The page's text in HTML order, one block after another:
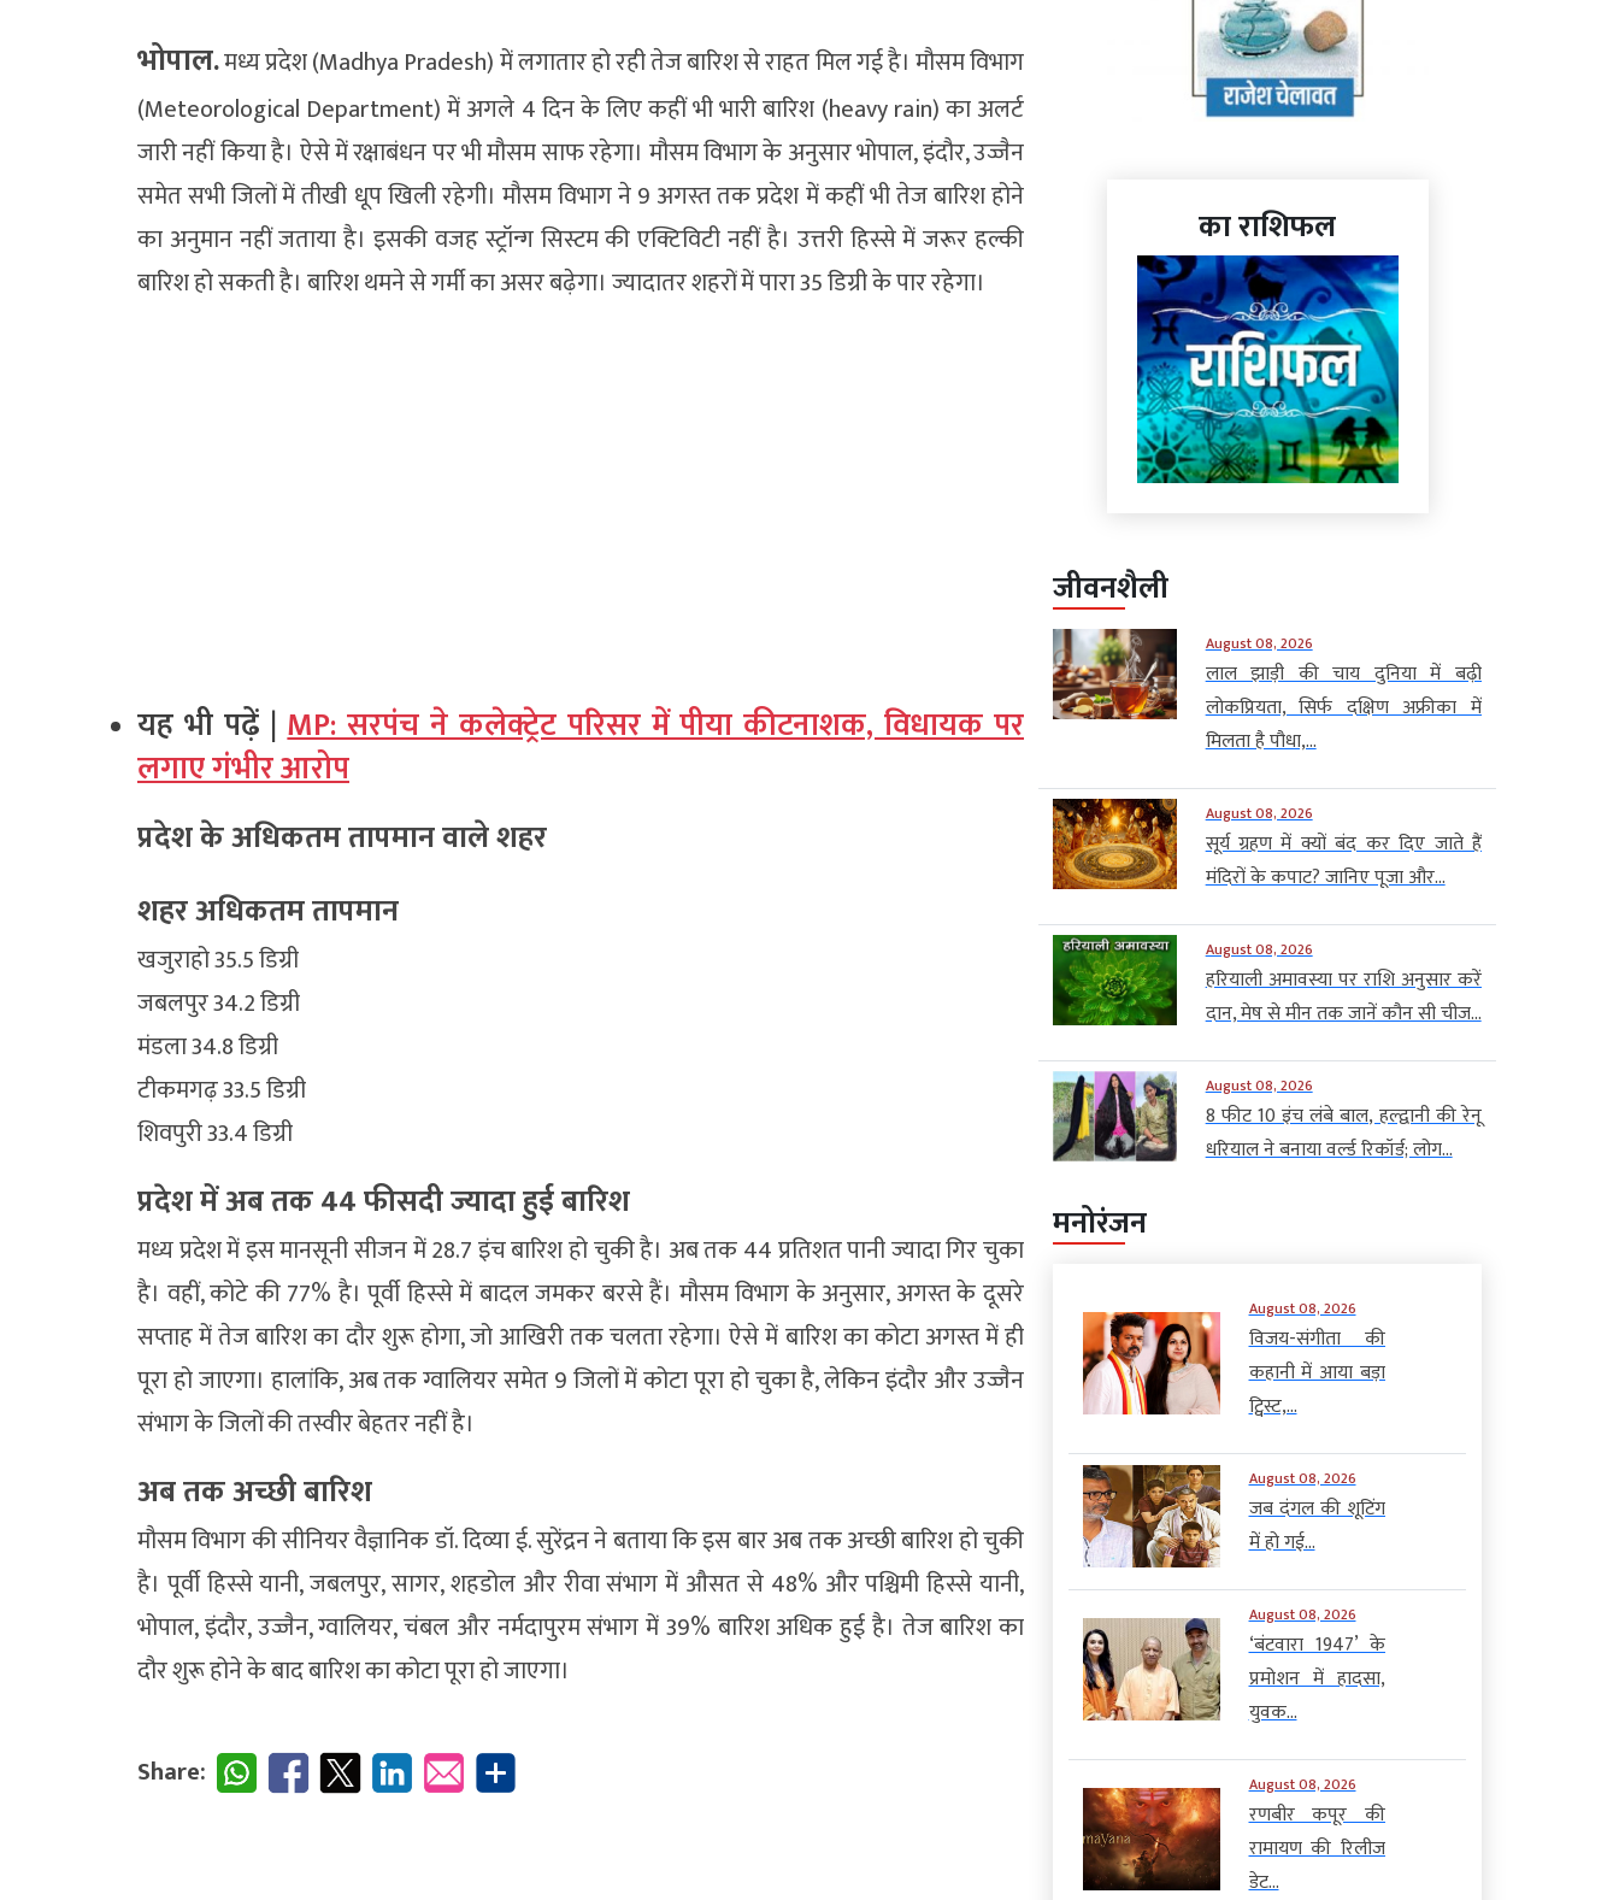
भोपाल.मध्य प्रदेश (Madhya Pradesh) में लगातार हो रही तेज बारिश से राहत मिल गई है। मौसम विभाग
(Meteorological Department) में अगले 4 दिन के लिए कहीं भी भारी बारिश (heavy rain) का अलर्ट
जारी नहीं किया है। ऐसे में रक्षाबंधन पर भी मौसम साफ रहेगा। मौसम विभाग के अनुसार भोपाल, इंदौर, उज्जैन
समेत सभी जिलों में तीखी धूप खिली रहेगी। मौसम विभाग ने 9 अगस्त तक प्रदेश में कहीं भी तेज बारिश होने
का अनुमान नहीं जताया है। इसकी वजह स्ट्रॉन्ग सिस्टम की एक्टिविटी नहीं है। उत्तरी हिस्से में जरूर हल्की
बारिश हो सकती है। बारिश थमने से गर्मी का असर बढ़ेगा। ज्यादातर शहरों में पारा 35 डिग्री के पार रहेगा।
यह भी पढ़ें |MP: सरपंच ने कलेक्ट्रेट परिसर में पीया कीटनाशक, विधायक पर
लगाए गंभीर आरोप
प्रदेश के अधिकतम तापमान वाले शहर
शहर अधिकतम तापमान
खजुराहो 35.5 डिग्री
जबलपुर 34.2 डिग्री
मंडला 34.8 डिग्री
टीकमगढ़ 33.5 डिग्री
शिवपुरी 33.4 डिग्री
प्रदेश में अब तक 44 फीसदी ज्यादा हुई बारिश
मध्य प्रदेश में इस मानसूनी सीजन में 28.7 इंच बारिश हो चुकी है। अब तक 44 प्रतिशत पानी ज्यादा गिर चुका
है। वहीं, कोटे की 77% है। पूर्वी हिस्से में बादल जमकर बरसे हैं। मौसम विभाग के अनुसार, अगस्त के दूसरे
सप्ताह में तेज बारिश का दौर शुरू होगा, जो आखिरी तक चलता रहेगा। ऐसे में बारिश का कोटा अगस्त में ही
पूरा हो जाएगा। हालांकि, अब तक ग्वालियर समेत 9 जिलों में कोटा पूरा हो चुका है, लेकिन इंदौर और उज्जैन
संभाग के जिलों की तस्वीर बेहतर नहीं है।
अब तक अच्छी बारिश
मौसम विभाग की सीनियर वैज्ञानिक डॉ. दिव्या ई. सुरेंद्रन ने बताया कि इस बार अब तक अच्छी बारिश हो चुकी
है। पूर्वी हिस्से यानी, जबलपुर, सागर, शहडोल और रीवा संभाग में औसत से 48% और पश्चिमी हिस्से यानी,
भोपाल, इंदौर, उज्जैन, ग्वालियर, चंबल और नर्मदापुरम संभाग में 39% बारिश अधिक हुई है। तेज बारिश का
दौर शुरू होने के बाद बारिश का कोटा पूरा हो जाएगा।
Share:
का राशिफल
जीवनशैली
August 08, 2026
लाल झाड़ी की चाय दुनिया में बढ़ी
लोकप्रियता, सिर्फ दक्षिण अफ्रीका में
मिलता है पौधा,...
August 08, 2026
सूर्य ग्रहण में क्यों बंद कर दिए जाते हैं
मंदिरों के कपाट? जानिए पूजा और...
August 08, 2026
हरियाली अमावस्या पर राशि अनुसार करें
दान, मेष से मीन तक जानें कौन सी चीज...
August 08, 2026
8 फीट 10 इंच लंबे बाल, हल्द्वानी की रेनू
धरियाल ने बनाया वर्ल्ड रिकॉर्ड; लोग...
मनोरंजन
August 08, 2026
विजय-संगीता की
कहानी में आया बड़ा
ट्विस्ट,...
August 08, 2026
जब दंगल की शूटिंग
में हो गई...
August 08, 2026
‘बंटवारा 1947’ के
प्रमोशन में हादसा,
युवक...
August 08, 2026
रणबीर कपूर की
रामायण की रिलीज
डेट...